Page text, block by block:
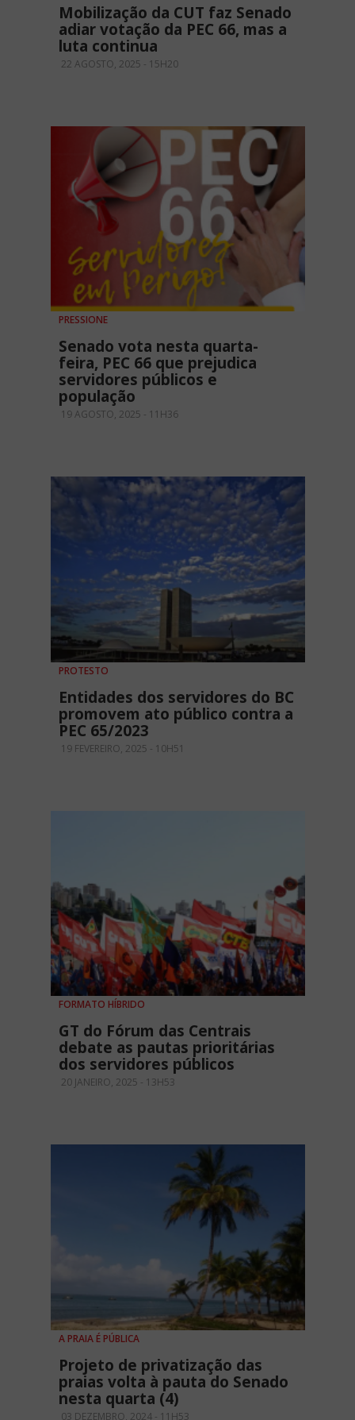
Mobilização da CUT faz Senado
adiar votação da PEC 66, mas a
luta continua
22 AGOSTO, 2025 - 15H20
PRESSIONE
Senado vota nesta quarta-
feira, PEC 66 que prejudica
servidores públicos e
população
19 AGOSTO, 2025 - 11H36
PROTESTO
Entidades dos servidores do BC
promovem ato público contra a
PEC 65/2023
19 FEVEREIRO, 2025 - 10H51
FORMATO HÍBRIDO
GT do Fórum das Centrais
debate as pautas prioritárias
dos servidores públicos
20 JANEIRO, 2025 - 13H53
A PRAIA É PÚBLICA
Projeto de privatização das
praias volta à pauta do Senado
nesta quarta (4)
03 DEZEMBRO, 2024 - 11H53